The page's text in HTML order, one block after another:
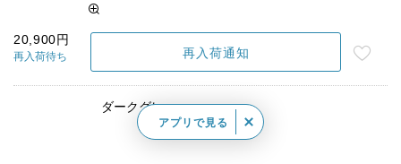
20,900円
再入荷待ち 再入荷通知
ダークグレー
アプリで見る